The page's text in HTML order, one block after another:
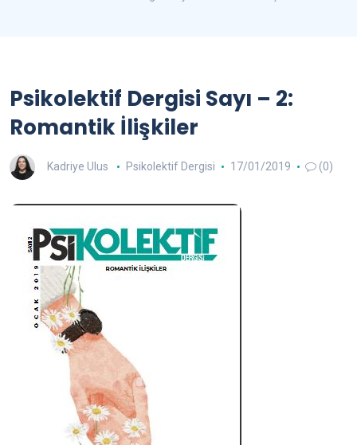
Psikolektif Dergisi Sayı – 2:
Romantik İlişkiler
Kadriye Ulus Psikolektif Dergisi 17/01/2019 (0)